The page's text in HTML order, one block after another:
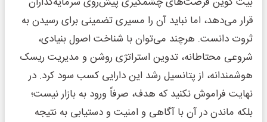
قرار می‌دهد، اما نباید آن را مسیری تضمینی برای رسیدن به
ثروت دانست. هرچند می‌توان با شناخت اصول بنیادی،
شروعی محتاطانه، تدوین استراتژی روشن و مدیریت ریسک
هوشمندانه، از پتانسیل رشد این دارایی کسب سود کرد. در
نهایت فراموش نکنید که هدف، صرفاً ورود به بازار نیست؛
بلکه ماندن در آن با آگاهی و امنیت و دستیابی به نتیجه